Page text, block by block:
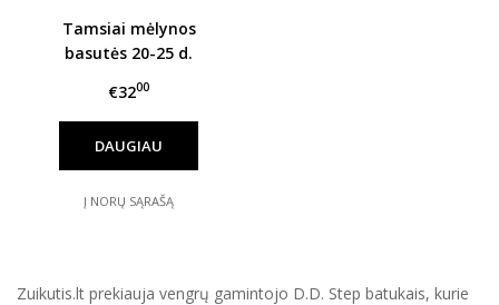
Tamsiai mėlynos
basutės 20-25 d.
€3200
DAUGIAU
Į NORŲ SĄRAŠĄ
Zuikutis.lt prekiauja vengrų gamintojo D.D. Step batukais, kurie